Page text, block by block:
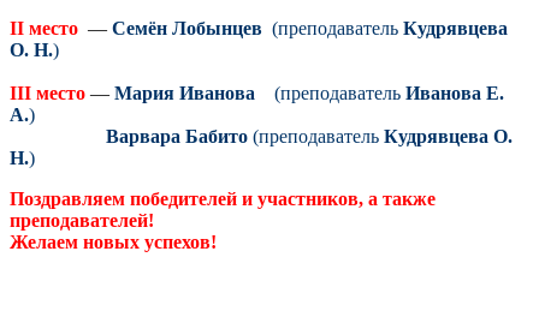
II место — Семён Лобынцев (преподаватель Кудрявцева
О. Н.)
III место — Мария Иванова (преподаватель Иванова Е.
А.)
Варвара Бабито (преподаватель Кудрявцева О.
Н.)
Поздравляем победителей и участников, а также
преподавателей!
Желаем новых успехов!